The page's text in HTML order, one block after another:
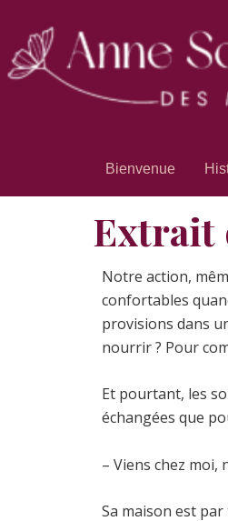
contenu
Bienvenue
Extrait
Notre action,
confortables
provisions dans
nourrir ? Pour
Et pourtant, les
échangées que
– Viens chez moi,
Sa maison est